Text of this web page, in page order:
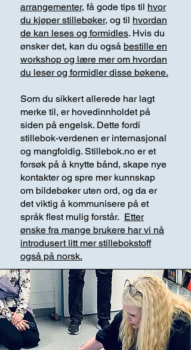
arrangementer, få gode tips til hvor
du kjøper stillebøker, og til hvordan
de kan leses og formidles. Hvis du
ønsker det, kan du også bestille en
workshop og lære mer om hvordan
du leser og formidler disse bøkene.
Som du sikkert allerede har lagt
merke til, er hovedinnholdet på
siden på engelsk. Dette fordi
stillebok-verdenen er internasjonal
og mangfoldig. Stillebok.no er et
forsøk på å knytte bånd, skape nye
kontakter og spre mer kunnskap
om bildebøker uten ord, og da er
det viktig å kommunisere på et
språk flest mulig forstår. Etter
ønske fra mange brukere har vi nå
introdusert litt mer stillebokstoff
også på norsk.